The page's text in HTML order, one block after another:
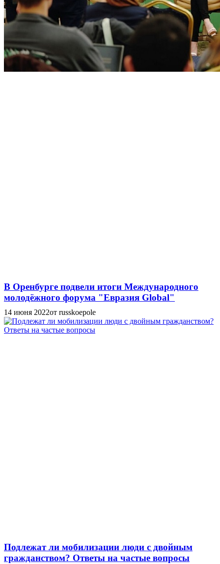
В Оренбурге подвели итоги Международного
молодёжного форума "Евразия Global"
14 июня 2022от russkoepole
Подлежат ли мобилизации люди с двойным
гражданством? Ответы на частые вопросы